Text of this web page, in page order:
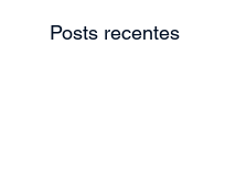
Posts recentes